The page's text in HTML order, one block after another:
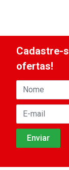
Cadastre-
ofertas!